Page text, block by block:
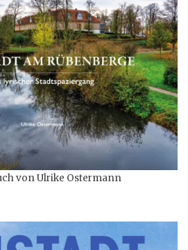
von Ulrike Ostermann